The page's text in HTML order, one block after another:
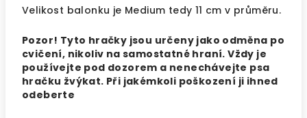
Velikost balonku je Medium tedy 11 cm v průměru.
Pozor! Tyto hračky jsou určeny jako odměna po
cvičení, nikoliv na samostatné hraní. Vždy je
používejte pod dozorem a nenechávejte psa
hračku žvýkat. Při jakémkoli poškození ji ihned
odeberte